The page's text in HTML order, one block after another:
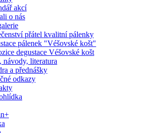
akcí
o nás
přátel kvalitní pálenky
pálenek "Véšovské košt"
degustace Véšovské košt
návody, literatura
a přednášky
odkazy